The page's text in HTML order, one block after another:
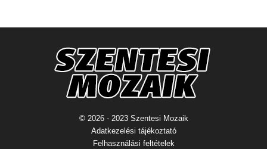
© 2026 - 2023 Szentesi Mozaik
Adatkezelési tájékoztató
Felhasználási feltételek